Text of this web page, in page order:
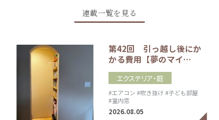
連載一覧を見る
第42回 引っ越し後にか
かる費用【夢のマイ…
エクステリア・庭
#エアコン #吹き抜け #子ども部屋
#室内窓
2026.08.05